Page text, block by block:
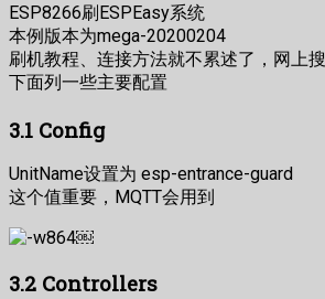
ESP8266刷ESPEasy系统
本例版本为mega-20200204
刷机教程、连接方法就不累述了，网上搜
下面列一些主要配置
3.1 Config
UnitName设置为 esp-entrance-guard
这个值重要，MQTT会用到
￼
3.2 Controllers